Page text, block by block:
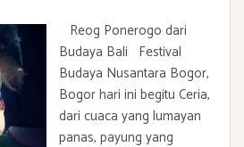
Reog Ponerogo dari
Budaya Bali Festival
Budaya Nusantara Bogor,
Bogor hari ini begitu Ceria,
dari cuaca yang lumayan
panas, payung yang